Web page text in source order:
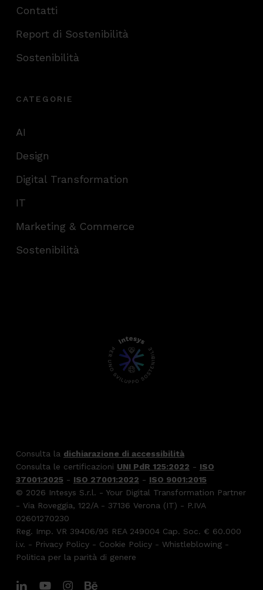
Contatti
Report di Sostenibilità
Sostenibilità
CATEGORIE
AI
Design
Digital Transformation
IT
Marketing & Commerce
Sostenibilità
Consulta la dichiarazione di accessibilità
Consulta le certificazioni UNI PdR 125:2022 - ISO
37001:2025 - ISO 27001:2022 - ISO 9001:2015
© 2026 Intesys S.r.l. - Your Digital Transformation Partner
- Via Roveggia, 122/A - 37136 Verona (IT) - P.IVA
02601270230
Reg. Imp. VR 39406/95 REA 249004 Cap. Soc. € 60.000
i.v. - Privacy Policy- Cookie Policy- Whistleblowing-
Politica per la parità di genere
linkedinyoutubeinstagrambehance